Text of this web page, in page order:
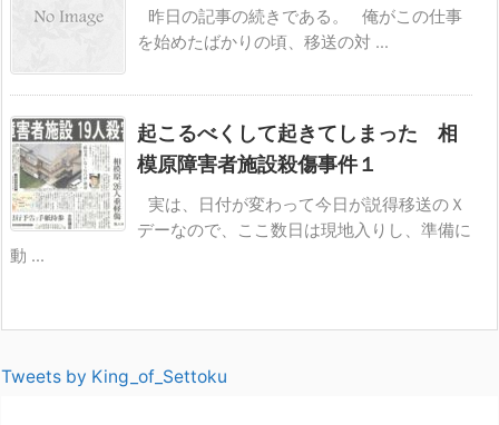
昨日の記事の続きである。 俺がこの仕事
を始めたばかりの頃、移送の対 ...
起こるべくして起きてしまった 相
模原障害者施設殺傷事件１
実は、日付が変わって今日が説得移送のＸ
デーなので、ここ数日は現地入りし、準備に
動 ...
Tweets by King_of_Settoku